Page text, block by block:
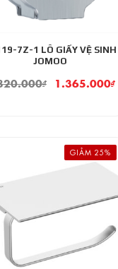
7Z-1 LÔ GIẤY VỆ SINH
JOMOO
₫ 1.365.000₫
GIẢM 25%